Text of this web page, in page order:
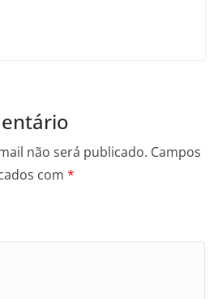
não será publicado. Campos
com *